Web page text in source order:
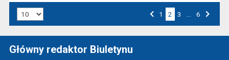
1 2 3 6
Główny redaktor Biuletynu